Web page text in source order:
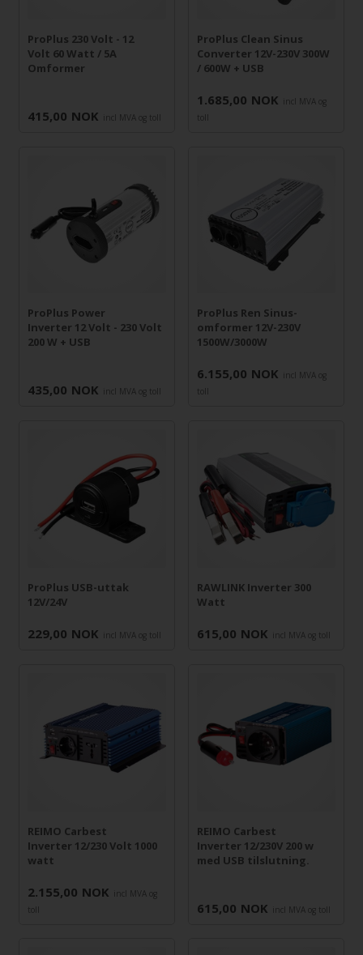
ProPlus 230 Volt - 12
Volt 60 Watt / 5A
Omformer
415,00 NOK incl MVA og toll
ProPlus Clean Sinus
Converter 12V-230V 300W
/ 600W + USB
1.685,00 NOK
incl MVA og
toll
ProPlus Power
Inverter 12 Volt - 230 Volt
200 W + USB
435,00 NOK incl MVA og toll
ProPlus Ren Sinus-
omformer 12V-230V
1500W/3000W
6.155,00 NOK
incl MVA og
toll
ProPlus USB-uttak
12V/24V
229,00 NOK incl MVA og toll
RAWLINK Inverter 300
Watt
615,00 NOK incl MVA og toll
REIMO Carbest
Inverter 12/230 Volt 1000
watt
2.155,00 NOK
incl MVA og
toll
REIMO Carbest
Inverter 12/230V 200 w
med USB tilslutning.
615,00 NOK incl MVA og toll